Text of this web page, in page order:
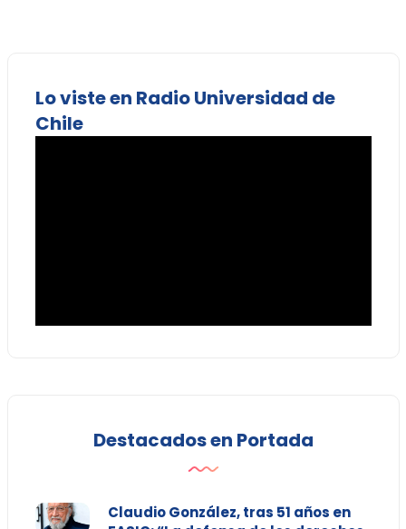
Lo viste en Radio Universidad de
Chile
Destacados en Portada
Claudio González, tras 51 años en